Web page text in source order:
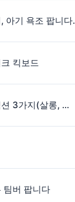
아기 욕조 팝니다.
킥보드
여아 장난감 디즈니 프린세스 콜렉션 3가지(살롱, 여행가방, 랩탑)
팀버 팝니다